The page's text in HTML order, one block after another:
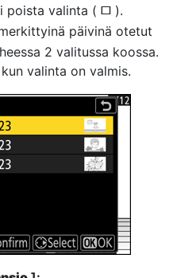
poista valinta ( U ).
päivinä otetut
2 valitussa koossa.
kun valinta on valmis.